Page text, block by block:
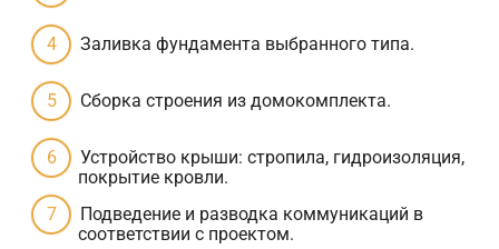
Заливка фундамента выбранного типа.
Сборка строения из домокомплекта.
Устройство крыши: стропила, гидроизоляция,
покрытие кровли.
Подведение и разводка коммуникаций в
соответствии с проектом.